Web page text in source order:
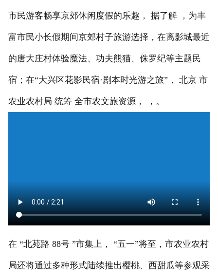
市民游客畅享京郊休闲度假的乐趣， 据了解 ，为丰
富市民小长假期间京郊村子旅游选择，在离影城最近
的唐大庄村体验魔法、功夫熊猫、侏罗纪等主题民
宿；在“大兴区花影民宿·剧本时光游之旅”， 北京 市
农业农村局 统筹 全市农文旅资源， ，。
在 “北苑路 88号 ”市集上， “五一”将至，市农业农村
局还将通过多种形式陆续推出樱桃、西甜瓜等参观采